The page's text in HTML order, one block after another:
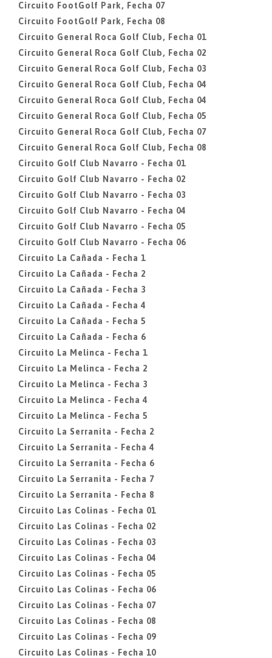
Circuito FootGolf Park, Fecha 07
Circuito FootGolf Park, Fecha 08
Circuito General Roca Golf Club, Fecha 01
Circuito General Roca Golf Club, Fecha 02
Circuito General Roca Golf Club, Fecha 03
Circuito General Roca Golf Club, Fecha 04
Circuito General Roca Golf Club, Fecha 04
Circuito General Roca Golf Club, Fecha 05
Circuito General Roca Golf Club, Fecha 07
Circuito General Roca Golf Club, Fecha 08
Circuito Golf Club Navarro - Fecha 01
Circuito Golf Club Navarro - Fecha 02
Circuito Golf Club Navarro - Fecha 03
Circuito Golf Club Navarro - Fecha 04
Circuito Golf Club Navarro - Fecha 05
Circuito Golf Club Navarro - Fecha 06
Circuito La Cañada - Fecha 1
Circuito La Cañada - Fecha 2
Circuito La Cañada - Fecha 3
Circuito La Cañada - Fecha 4
Circuito La Cañada - Fecha 5
Circuito La Cañada - Fecha 6
Circuito La Melinca - Fecha 1
Circuito La Melinca - Fecha 2
Circuito La Melinca - Fecha 3
Circuito La Melinca - Fecha 4
Circuito La Melinca - Fecha 5
Circuito La Serranita - Fecha 2
Circuito La Serranita - Fecha 4
Circuito La Serranita - Fecha 6
Circuito La Serranita - Fecha 7
Circuito La Serranita - Fecha 8
Circuito Las Colinas - Fecha 01
Circuito Las Colinas - Fecha 02
Circuito Las Colinas - Fecha 03
Circuito Las Colinas - Fecha 04
Circuito Las Colinas - Fecha 05
Circuito Las Colinas - Fecha 06
Circuito Las Colinas - Fecha 07
Circuito Las Colinas - Fecha 08
Circuito Las Colinas - Fecha 09
Circuito Las Colinas - Fecha 10